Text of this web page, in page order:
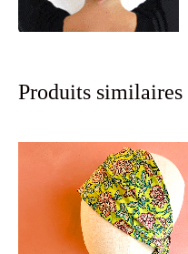
Produits similaires